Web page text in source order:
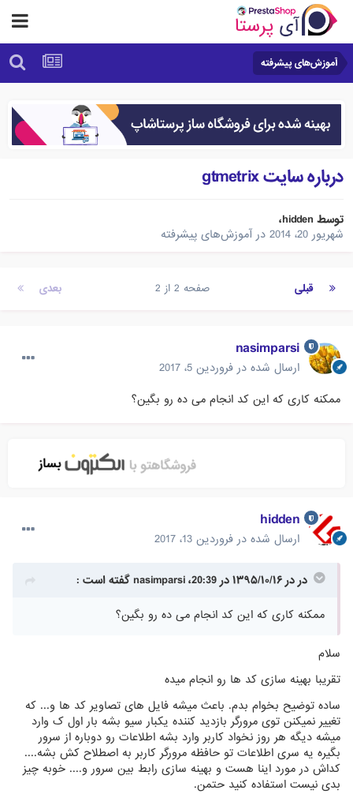
آموزش‌های پیشرفته
درباره سایت gtmetrix
توسطhidden،
شهریور 20، 2014
در آموزش‌های پیشرفته
قبلی بعدی صفحه 2 از 2
nasimparsi
ارسال شده در فروردین 5، 2017
ممکنه کاری که این کد انجام می ده رو بگین؟
hidden
ارسال شده در فروردین 13، 2017
در در ۱۳۹۵/۱۰/۱۶ در 20:39، nasimparsi گفته است :
ممکنه کاری که این کد انجام می ده رو بگین؟
سلام
تقریبا بهینه سازی کد ها رو انجام میده
ساده توضیح بخوام بدم. باعث میشه فایل های تصاویر کد ها و... که
تغییر نمیکنن توی مرورگر بازدید کننده یکبار سیو بشه بار اول ک وارد
میشه دیگه هر روز نخواد کاربر وارد بشه اطلاعات رو دوباره از سرور
بگیره یه سری اطلاعات تو حافظه مرورگر کاربر به اصطلاح کش بشه....
کداش در مورد اینا هست و بهینه سازی رابط بین سرور و.... خوبه چیز
بدی نیست استفاده کنید حتمن.